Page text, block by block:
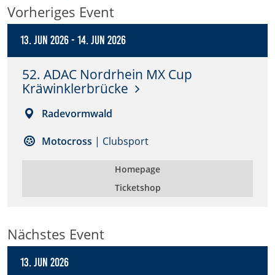
Vorheriges Event
13. Jun 2026-14. Jun 2026
52. ADAC Nordrhein MX Cup
Kräwinklerbrücke
Radevormwald
Motocross | Clubsport
Homepage
Ticketshop
Nächstes Event
13. Jun 2026
Anbieter:
DMSB
Dieser Cookie speichert Informationen zu
verwendeten Hintergrundbildern der Website.
Cookie Laufzeit:
DMSB